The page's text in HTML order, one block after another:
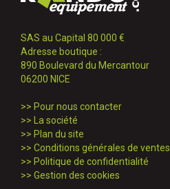
SAS au Capital 80 000 €
Adresse boutique :
890 Boulevard du Mercantour
06200 NICE
>> Pour nous contacter
>>
La société
>> Plan du site
>> Conditions générales de ventes
>> Politique de confidentialité
>> Gestion des cookies